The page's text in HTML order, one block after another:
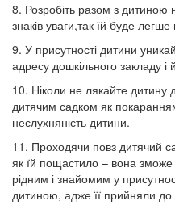
8. Розробіть разом з
знаків уваги,так їй буде легше
9. У присутності дитини
адресу дошкільного закладу і
10. Ніколи не лякайте
дитячим садком як
неслухняність дитини.
11. Проходячи повз дитячий
як їй пощастило – вона
рідним і знайомим у
дитиною, адже її прийняли до